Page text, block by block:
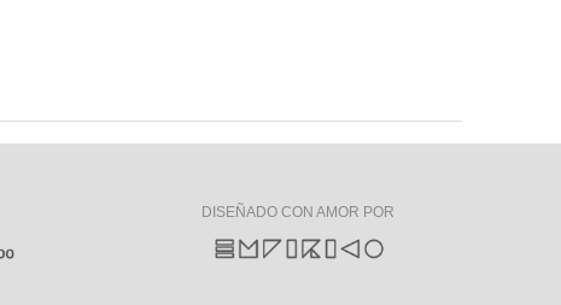
DISEÑADO CON AMOR POR